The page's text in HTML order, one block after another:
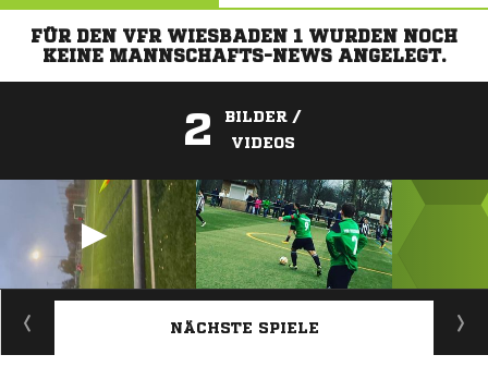
FÜR DEN VFR WIESBADEN 1 WURDEN NOCH
KEINE MANNSCHAFTS-NEWS ANGELEGT.
2
BILDER /
VIDEOS
ANZEIGE
NÄCHSTE SPIELE